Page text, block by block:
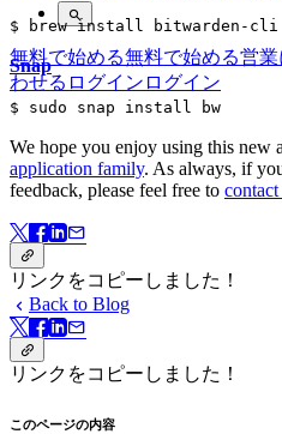
無料で始める無料で始める営業
わせる ログイン ログイン
$ brew install bitwarden-cli
Snap
$ sudo snap install bw
We hope you enjoy using this new
application family. As always, if
feedback, please feel free to contact
リンクをコピーしました！
Back to Blog
リンクをコピーしました！
このページの内容